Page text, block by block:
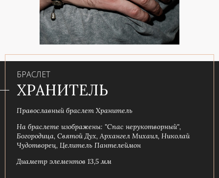
БРАСЛЕТ
ХРАНИТЕЛЬ
Православный браслет Хранитель
На браслете изображены: "Спас нерукотворный",
Богородица, Святой Дух, Архангел Михаил, Николай
Чудотворец, Целитель Пантелеймон
Диаметр элементов 13,5 мм